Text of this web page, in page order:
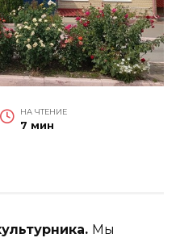
НА ЧТЕНИЕ
7 мин
Мы